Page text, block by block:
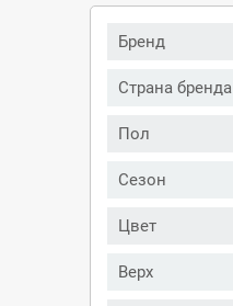
Бренд
Страна бренда
Пол
Сезон
Цвет
Верх